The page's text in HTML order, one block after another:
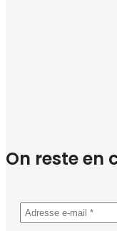
On reste en